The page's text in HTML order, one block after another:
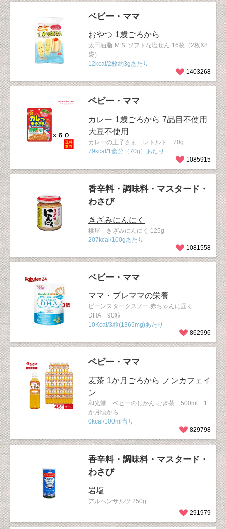
ベビー・ママ
おやつ 1歳ごろから
太田油脂 ＭＳ ソフトな塩せん 16枚（2枚X8
袋）
12kcal/2枚約3gあたり
1403268
ベビー・ママ
カレー 1歳ごろから 7品目不使用
大豆不使用
カレーの王子さま レトルト 70g
79kcal/1食分（70g）あたり
1085915
香辛料・調味料・マスタード・
わさび
きざみにんにく
桃屋 きざみにんにく 125g
207kcal/100gあたり
1081558
ベビー・ママ
ママ・プレママの栄養
ビーンスタークスノー 赤ちゃんに届く
DHA 90粒
10Kcal/3粒(1365mg)あたり
862996
ベビー・ママ
麦茶 1か月ごろから
ノンカフェイ
ン
和光堂 ベビーのじかん むぎ茶 500ml 1
か月頃から
0kcal/100ml当り
829798
香辛料・調味料・マスタード・
わさび
岩塩
アルペンザルツ 250g
291979